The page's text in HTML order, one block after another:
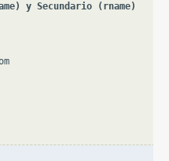
y Secundario (rname)